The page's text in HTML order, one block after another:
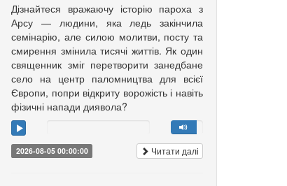
Дізнайтеся вражаючу історію пароха з
Арсу — людини, яка ледь закінчила
семінарію, але силою молитви, посту та
смирення змінила тисячі життів. Як один
священник зміг перетворити занедбане
село на центр паломництва для всієї
Європи, попри відкриту ворожість і навіть
фізичні напади диявола?
2026-08-05 00:00:00 Читати далі